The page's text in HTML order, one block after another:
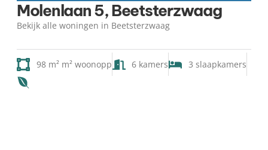
Molenlaan 5, Beetsterzwaag
Bekijk alle woningen in Beetsterzwaag
98 m² m² woonopp 6 kamers 3 slaapkamers